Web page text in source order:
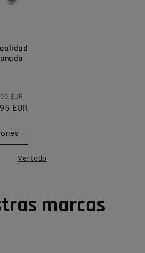
EUR
EUR
Ver todo
marcas